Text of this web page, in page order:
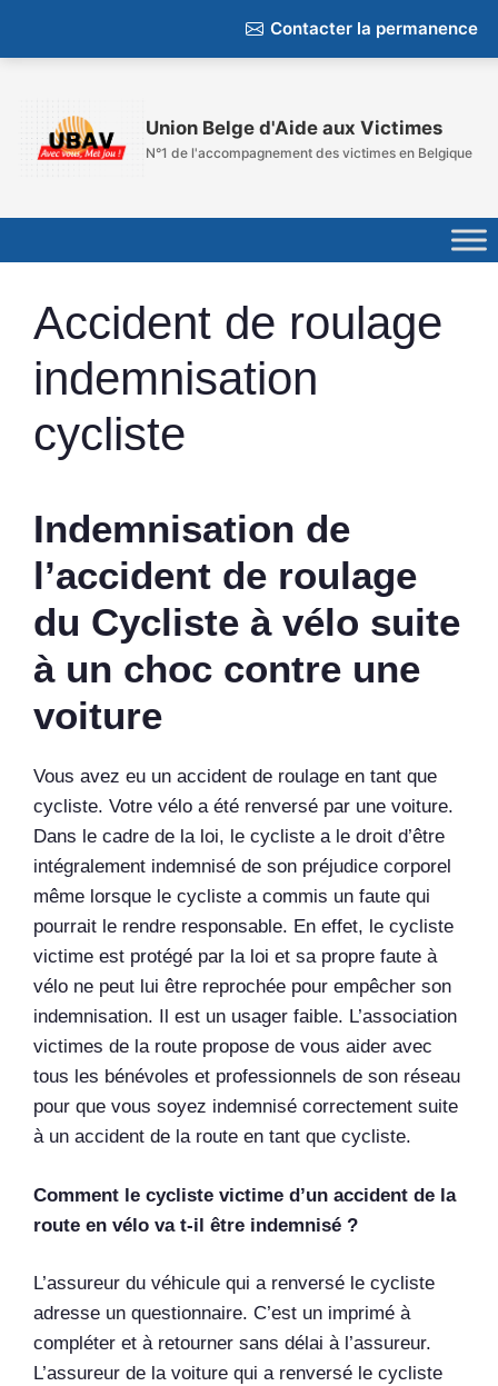
contenu
Contacter la permanence
Union Belge d'Aide aux Victimes
N°1 de l'accompagnement des victimes en Belgique
Accident de roulage
indemnisation
cycliste
Indemnisation de
l’accident de roulage
du Cycliste à vélo suite
à un choc contre une
voiture
Vous avez eu un accident de roulage en tant que
cycliste. Votre vélo a été renversé par une voiture.
Dans le cadre de la loi, le cycliste a le droit d’être
intégralement indemnisé de son préjudice corporel
même lorsque le cycliste a commis un faute qui
pourrait le rendre responsable. En effet, le cycliste
victime est protégé par la loi et sa propre faute à
vélo ne peut lui être reprochée pour empêcher son
indemnisation. Il est un usager faible. L’association
victimes de la route propose de vous aider avec
tous les bénévoles et professionnels de son réseau
pour que vous soyez indemnisé correctement suite
à un accident de la route en tant que cycliste.
Comment le cycliste victime d’un accident de la
route en vélo va t-il être indemnisé ?
L’assureur du véhicule qui a renversé le cycliste
adresse un questionnaire. C’est un imprimé à
compléter et à retourner sans délai à l’assureur.
L’assureur de la voiture qui a renversé le cycliste